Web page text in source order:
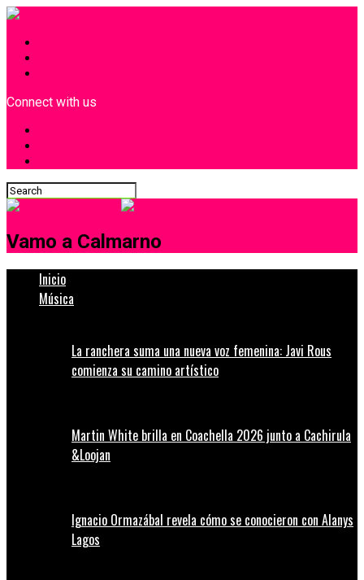
Connect with us
Vamo a Calmarno
Inicio
Música
La ranchera suma una nueva voz femenina: Javi Rous
comienza su camino artístico
Martin White brilla en Coachella 2026 junto a Cachirula
&Loojan
Ignacio Ormazábal revela cómo se conocieron con Alanys
Lagos